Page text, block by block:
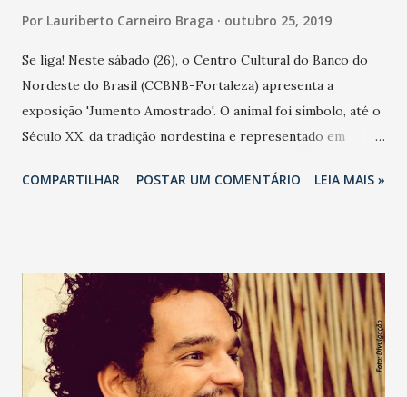
Por Lauriberto Carneiro Braga outubro 25, 2019
Se liga! Neste sábado (26), o Centro Cultural do Banco do
Nordeste do Brasil (CCBNB-Fortaleza) apresenta a
exposição 'Jumento Amostrado'. O animal foi símbolo, até o
Século XX, da tradição nordestina e representado em
busca trazer para o espaço urbano uma alegoria em forma
Jumento Amostrado Sábado (26), às 10 horas. Classificação:
livre CCBNB-Fortaleza (Rua Conde D'Eu, 560 - Centro)
Contato: (85) 3209-3500 Entrada gratuita
COMPARTILHAR POSTAR UM COMENTÁRIO LEIA MAIS »